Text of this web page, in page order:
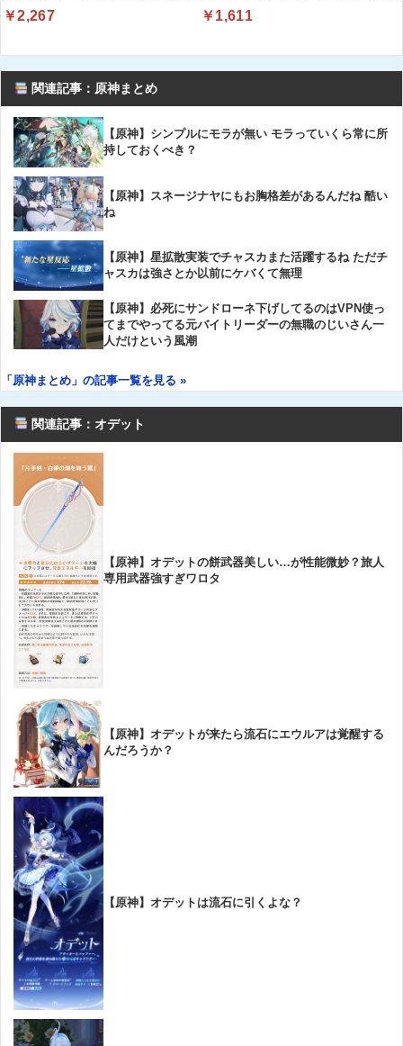
ミンB群7種 国産
￥2,267
ト
￥1,611
関連記事：原神まとめ
【原神】シンプルにモラが無い モラっていくら常に所
持しておくべき？
【原神】スネージナヤにもお胸格差があるんだね 酷い
ね
【原神】星拡散実装でチャスカまた活躍するね ただチ
ャスカは強さとか以前にケバくて無理
【原神】必死にサンドローネ下げしてるのはVPN使っ
てまでやってる元バイトリーダーの無職のじいさん一
人だけという風潮
「原神まとめ」の記事一覧を見る »
関連記事：オデット
【原神】オデットの餅武器美しい…が性能微妙？旅人
専用武器強すぎワロタ
【原神】オデットが来たら流石にエウルアは覚醒する
んだろうか？
【原神】オデットは流石に引くよな？